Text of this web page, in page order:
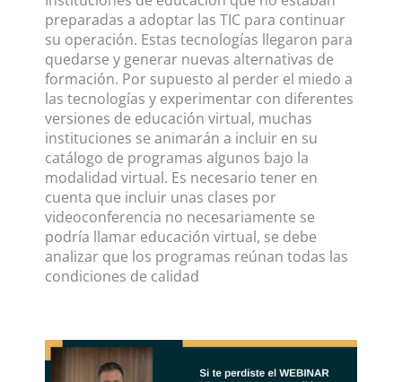
preparadas a adoptar las TIC para continuar
su operación. Estas tecnologías llegaron para
quedarse y generar nuevas alternativas de
formación. Por supuesto al perder el miedo a
las tecnologías y experimentar con diferentes
versiones de educación virtual, muchas
instituciones se animarán a incluir en su
catálogo de programas algunos bajo la
modalidad virtual. Es necesario tener en
cuenta que incluir unas clases por
videoconferencia no necesariamente se
podría llamar educación virtual, se debe
analizar que los programas reúnan todas las
condiciones de calidad